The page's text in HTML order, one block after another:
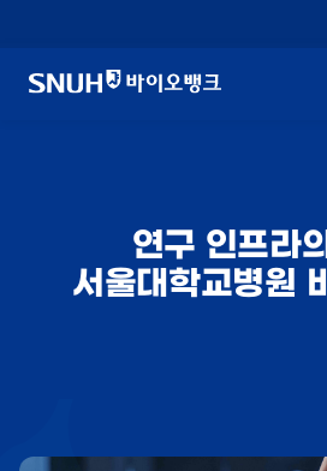
연구 인프라
서울대학교병원